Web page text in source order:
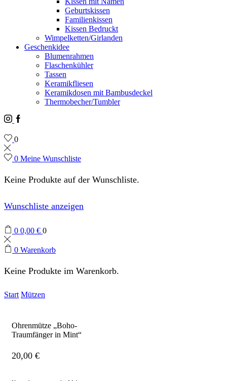
Geburtskissen
Familienkissen
Kissen Bedruckt
Wimpelketten/Girlanden
Geschenkidee
Blumenrahmen
Flaschenkühler
Tassen
Keramikfliesen
Keramikdosen mit Bambusdeckel
Thermobecher/Tumbler
Instagram
Facebook
0
0 Meine Wunschliste
Keine Produkte auf der Wunschliste.
Wunschliste anzeigen
0 0,00 € 0
0 Warenkorb
Keine Produkte im Warenkorb.
Start Mützen
Ohrenmütze „Boho-
Traumfänger in Mint“
20,00 €